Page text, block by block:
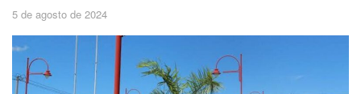
5 de agosto de 2024